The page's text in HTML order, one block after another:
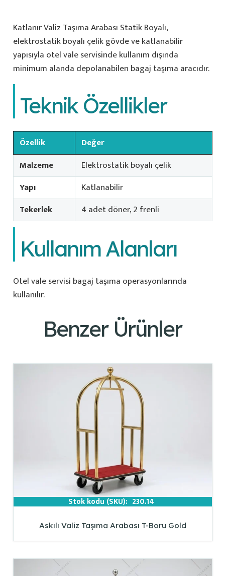
Katlanır Valiz Taşıma Arabası Statik Boyalı,
elektrostatik boyalı çelik gövde ve katlanabilir
yapısıyla otel vale servisinde kullanım dışında
minimum alanda depolanabilen bagaj taşıma aracıdır.
Teknik Özellikler
Özellik
Değer
Malzeme
Elektrostatik boyalı çelik
Yapı
Katlanabilir
Tekerlek
4 adet döner, 2 frenli
Kullanım Alanları
Otel vale servisi bagaj taşıma operasyonlarında
kullanılır.
Benzer Ürünler
Stok kodu (SKU): 230.14
Askılı Valiz Taşıma Arabası T-Boru Gold